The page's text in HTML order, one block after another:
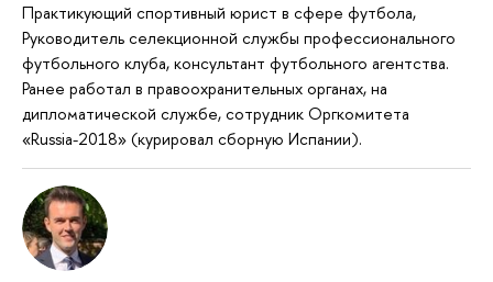
Практикующий спортивный юрист в сфере футбола,
Руководитель селекционной службы профессионального
футбольного клуба, консультант футбольного агентства.
Ранее работал в правоохранительных органах, на
дипломатической службе, сотрудник Оргкомитета
«Russia-2018» (курировал сборную Испании).